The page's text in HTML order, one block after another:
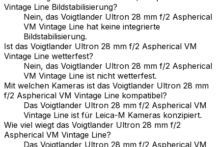
Vintage Line Bildstabilisierung?
Nein, das Voigtlander Ultron 28 mm f/2 Aspherical
VM Vintage Line hat keine integrierte
Bildstabilisierung.
Ist das Voigtlander Ultron 28 mm f/2 Aspherical VM
Vintage Line wetterfest?
Nein, das Voigtlander Ultron 28 mm f/2 Aspherical
VM Vintage Line ist nicht wetterfest.
Mit welchen Kameras ist das Voigtlander Ultron 28 mm
f/2 Aspherical VM Vintage Line kompatibel?
Das Voigtlander Ultron 28 mm f/2 Aspherical VM
Vintage Line ist für Leica-M Kameras konzipiert.
Wie viel wiegt das Voigtlander Ultron 28 mm f/2
Aspherical VM Vintage Line?
Das Voigtlander Ultron 28 mm f/2 Aspherical VM